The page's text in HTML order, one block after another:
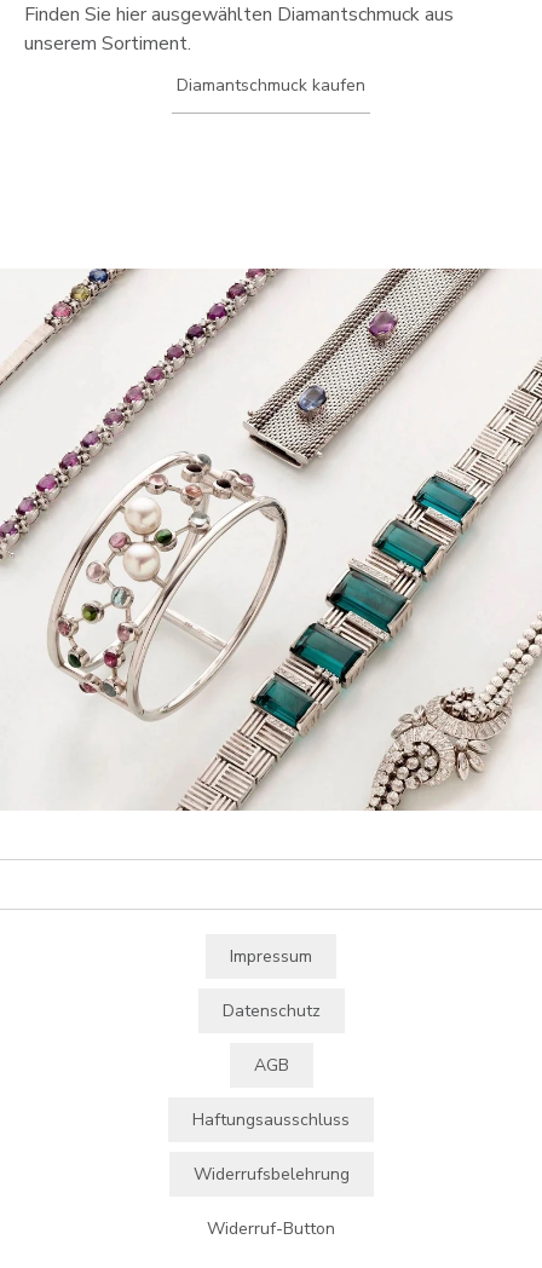
Finden Sie hier ausgewählten Diamantschmuck aus
unserem Sortiment.
Diamantschmuck kaufen
Impressum
Datenschutz
AGB
Haftungsausschluss
Widerrufsbelehrung
Widerruf-Button